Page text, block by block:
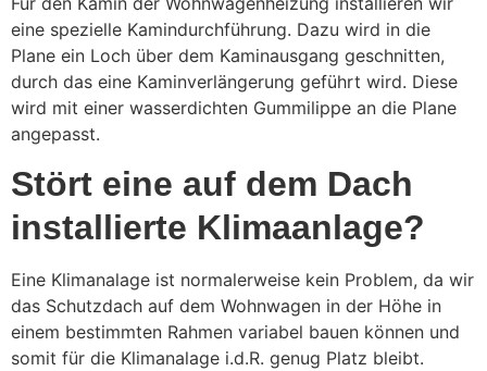
eine spezielle Kamindurchführung. Dazu wird in die
Plane ein Loch über dem Kaminausgang geschnitten,
durch das eine Kaminverlängerung geführt wird. Diese
wird mit einer wasserdichten Gummilippe an die Plane
angepasst.
Stört eine auf dem Dach
installierte Klimaanlage?
Eine Klimanalage ist normalerweise kein Problem, da wir
das Schutzdach auf dem Wohnwagen in der Höhe in
einem bestimmten Rahmen variabel bauen können und
somit für die Klimanalage i.d.R. genug Platz bleibt.